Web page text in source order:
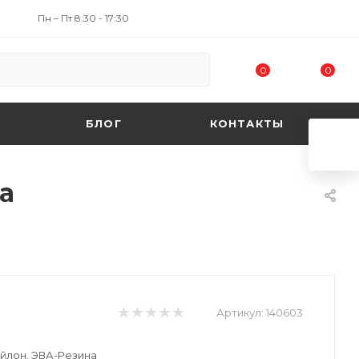
Пн – Пт 8:30 - 17:30
0 0
БЛОГ КОНТАКТЫ
Артикул: 140603
ЭВА-Резина